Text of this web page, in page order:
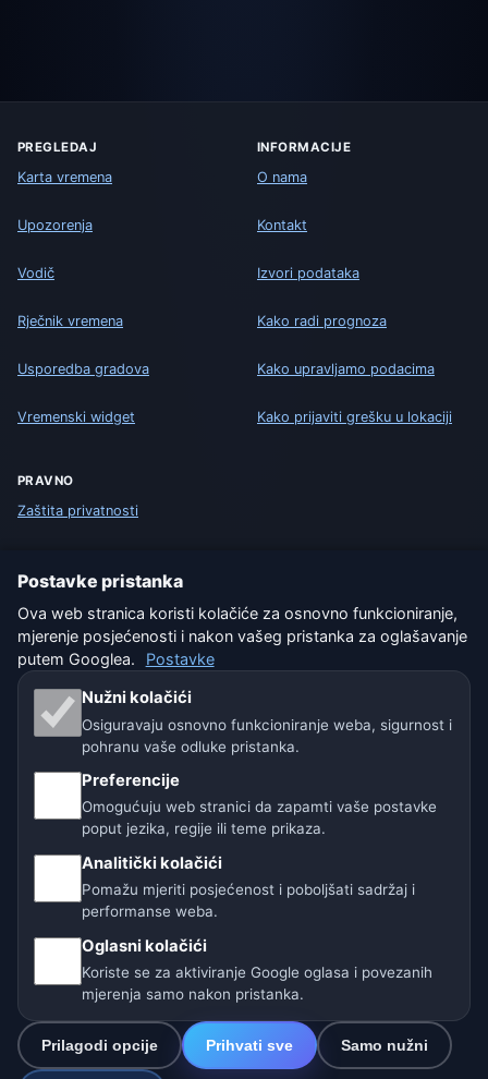
PREGLEDAJ
Karta vremena
Upozorenja
Vodič
Rječnik vremena
Usporedba gradova
Vremenski widget
INFORMACIJE
O nama
Kontakt
Izvori podataka
Kako radi prognoza
Kako upravljamo podacima
Kako prijaviti grešku u lokaciji
PRAVNO
Zaštita privatnosti
Uvjeti korištenja
Isključenje odgovornosti
Pomažemo životinjama
Naše vremenske stranice:
🇨🇿 Češka
🇩🇪🇦🇹🇨🇭 Njemačka / Austrija / Švicarska
🌎 Latinska Amerika i Španjolska
🇮🇳 Južna i jugoistočna Azija
Postavke pristanka
Ova web stranica koristi kolačiće za osnovno funkcioniranje,
mjerenje posjećenosti i nakon vašeg pristanka za oglašavanje
putem Googlea.
Postavke
Nužni kolačići
Osiguravaju osnovno funkcioniranje weba, sigurnost i
pohranu vaše odluke pristanka.
Preferencije
Omogućuju web stranici da zapamti vaše postavke
poput jezika, regije ili teme prikaza.
Analitički kolačići
Pomažu mjeriti posjećenost i poboljšati sadržaj i
performanse weba.
Oglasni kolačići
Koriste se za aktiviranje Google oglasa i povezanih
mjerenja samo nakon pristanka.
Prilagodi opcije Prihvati sve Samo nužni